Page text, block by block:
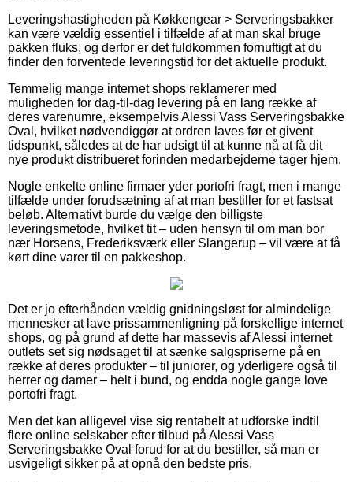
Leveringshastigheden på Køkkengear > Serveringsbakker
kan være vældig essentiel i tilfælde af at man skal bruge
pakken fluks, og derfor er det fuldkommen fornuftigt at du
finder den forventede leveringstid for det aktuelle produkt.
Temmelig mange internet shops reklamerer med
muligheden for dag-til-dag levering på en lang række af
deres varenumre, eksempelvis Alessi Vass Serveringsbakke
Oval, hvilket nødvendiggør at ordren laves før et givent
tidspunkt, således at de har udsigt til at kunne nå at få dit
nye produkt distribueret forinden medarbejderne tager hjem.
Nogle enkelte online firmaer yder portofri fragt, men i mange
tilfælde under forudsætning af at man bestiller for et fastsat
beløb. Alternativt burde du vælge den billigste
leveringsmetode, hvilket tit – uden hensyn til om man bor
nær Horsens, Frederiksværk eller Slangerup – vil være at få
kørt dine varer til en pakkeshop.
Det er jo efterhånden vældig gnidningsløst for almindelige
mennesker at lave prissammenligning på forskellige internet
shops, og på grund af dette har massevis af Alessi internet
outlets set sig nødsaget til at sænke salgspriserne på en
række af deres produkter – til juniorer, og yderligere også til
herrer og damer – helt i bund, og endda nogle gange love
portofri fragt.
Men det kan alligevel vise sig rentabelt at udforske indtil
flere online selskaber efter tilbud på Alessi Vass
Serveringsbakke Oval forud for at du bestiller, så man er
usvigeligt sikker på at opnå den bedste pris.